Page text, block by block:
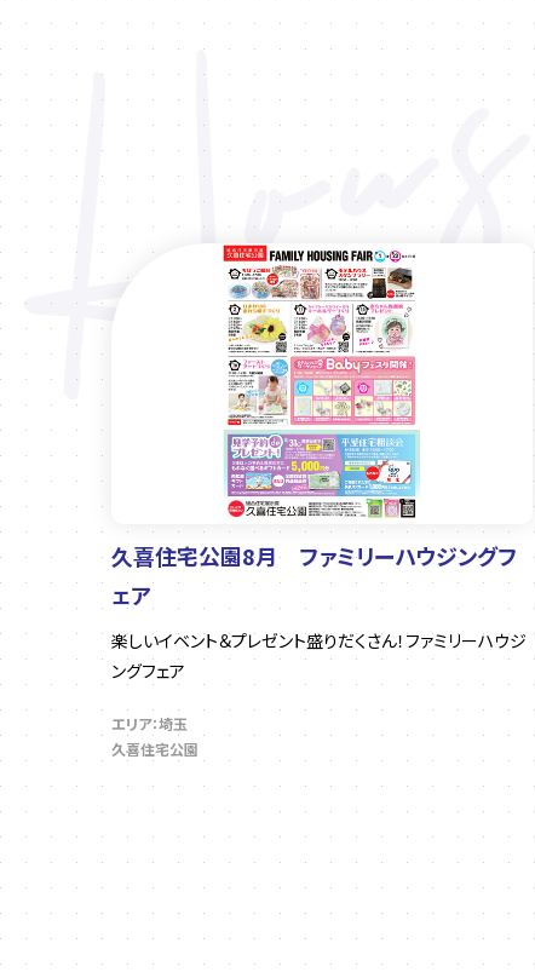
久喜住宅公園8月 ファミリーハウジングフ
ェア
楽しいイベント＆プレゼント盛りだくさん！ファミリーハウジ
ングフェア
エリア：埼玉
久喜住宅公園